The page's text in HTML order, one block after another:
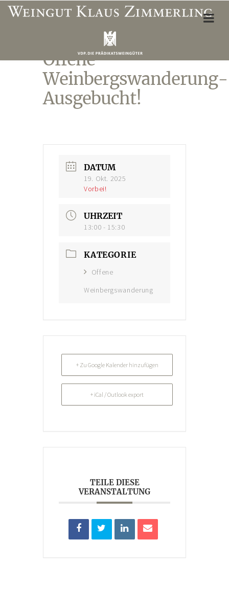
Wegbeschreibung
Unterkünfte & Restaurants
Rückgabe & Umtausch
VERANSTALTUNGEN/KONZERTE
Offene
Weinbergswanderung-
Ausgebucht!
DATUM
19. Okt. 2025
Vorbei!
UHRZEIT
13:00 - 15:30
KATEGORIE
Offene
Weinbergswanderung
+ Zu Google Kalender hinzufügen
+ iCal / Outlook export
TEILE DIESE
VERANSTALTUNG